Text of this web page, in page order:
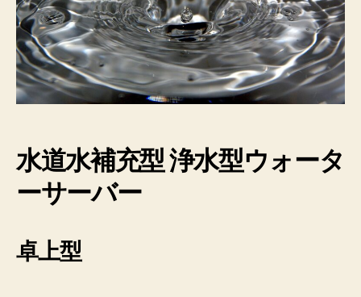
ー
サ
ー
バ
ー
を
へ
の
水道水補充型 浄水型ウォータ
ーサーバー
卓上型